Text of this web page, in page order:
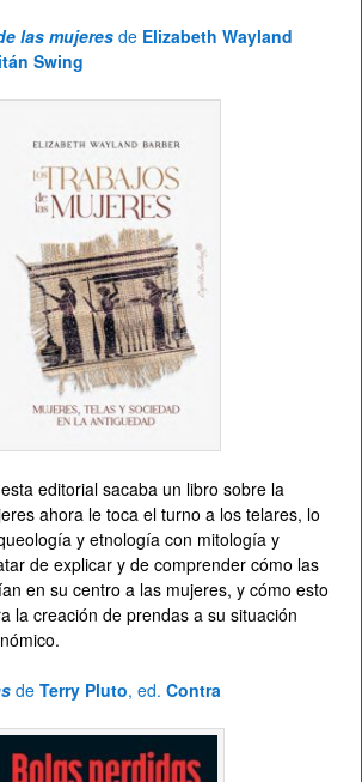
las mujeres de Elizabeth Wayland
Swing
editorial sacaba un libro sobre la
ahora le toca el turno a los telares, lo
y etnología con mitología y
de explicar y de comprender cómo las
en su centro a las mujeres, y cómo esto
la creación de prendas a su situación
de Terry Pluto, ed. Contra